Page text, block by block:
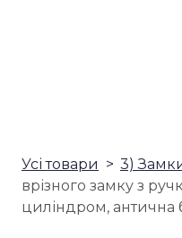
Усі товари 3)
врізного замку з
циліндром, антична